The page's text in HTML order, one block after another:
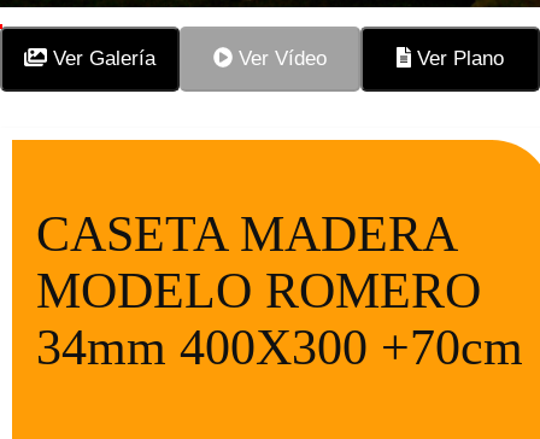
Ver Galería Ver Vídeo Ver Plano
CASETA MADERA
MODELO ROMERO
34mm 400X300 +70cm